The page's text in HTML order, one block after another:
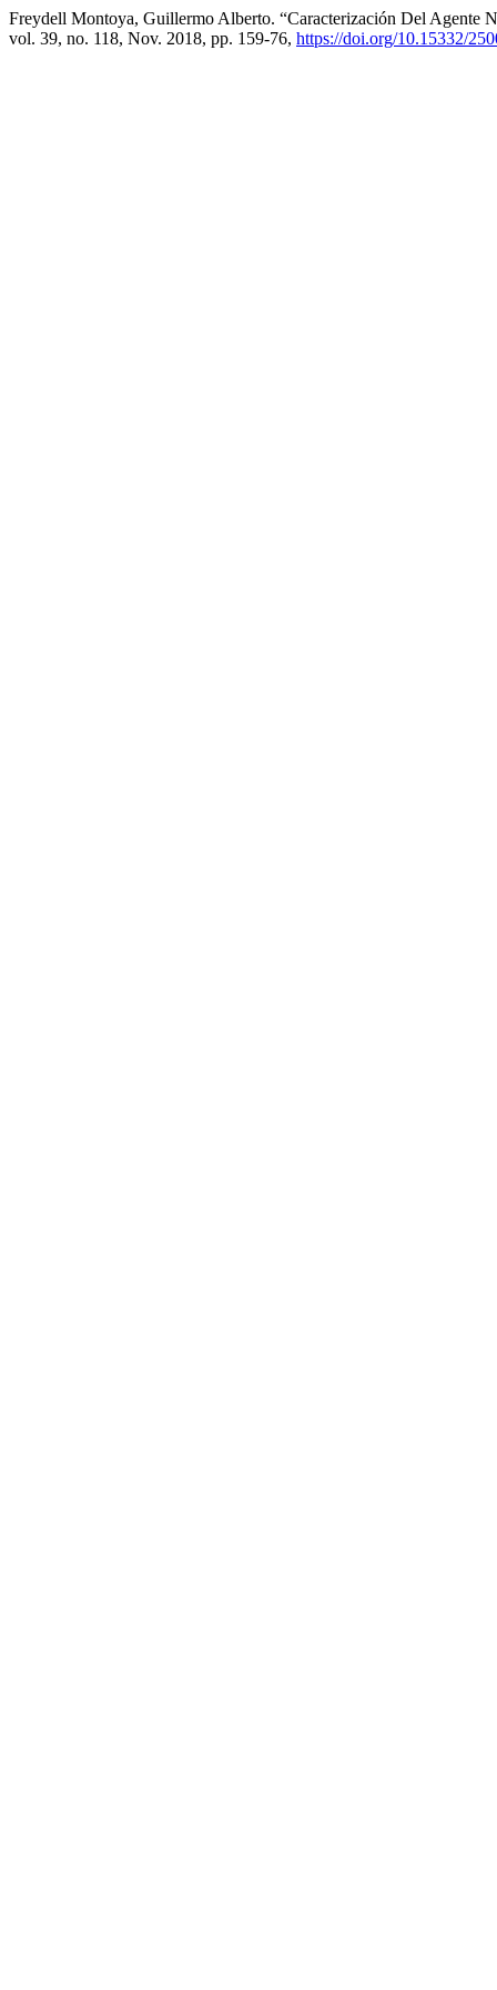
Freydell Montoya, Guillermo Alberto. “Caracterización Del Agente
vol. 39, no. 118, Nov. 2018, pp. 159-76, https://doi.org/10.15332/